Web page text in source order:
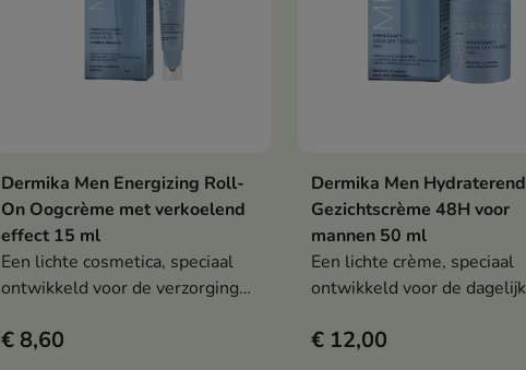
In winkelwagen
Dermika Men Energizing Roll-
On Oogcrème met verkoelend
effect 15 ml
Een lichte cosmetica, speciaal
ontwikkeld voor de verzorging
ogen.
€ 8,60
In
Dermika Men
Gezichtscrème 48H voor
mannen 50 ml
Een lichte crème, speciaal
ontwikkeld voor de
€ 12,00